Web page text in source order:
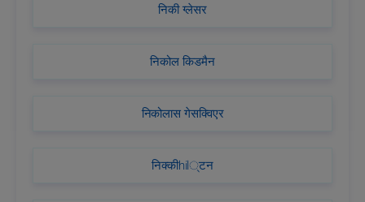
निकी ग्लेसर
निकोल किडमैन
निकोलास गेसक्विएर
निक्कीhil्टन